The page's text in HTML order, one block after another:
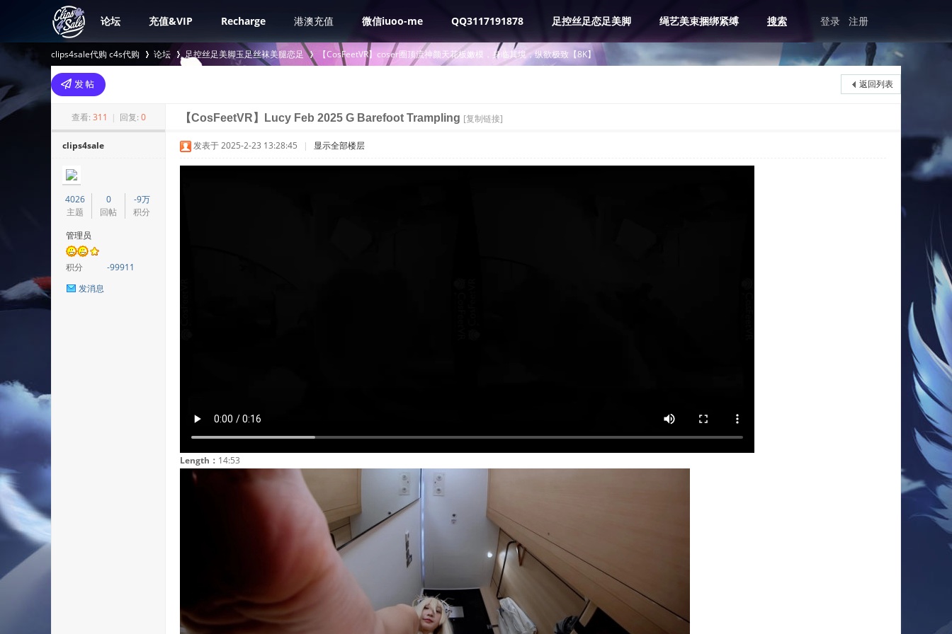
论坛 充值&VIP Recharge 港澳充值 微信iuoo-me QQ3117191878 足控丝足恋足美脚 绳艺美束捆绑紧缚 搜索 登录 注册
clips4sale代购 c4s代购
>
论坛 足控丝足美脚玉足丝袜美腿恋足
›
【CosFeetVR】coser圈顶流神颜天花板嫩模，身临其境，纵欲极致【8K】
返回列表
查看: 311 | 回复: 0 【CosFeetVR】Lucy Feb 2025 G Barefoot Trampling [复制链接]
clips4sale
4026
主题
0
回帖
-9万
积分
管理员
积分
-99911
发消息
发表于 2025-2-23 13:28:45 | 显示全部楼层
Length： 14:53